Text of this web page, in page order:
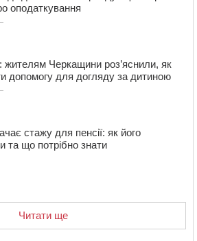
мотоцикліст зіткнувся з
у лікарні
оподаткування
жителям Черкащини роз’яснили, як
допомогу для догляду за дитиною
стажу для пенсії: як його
та що потрібно знати
Читати ще